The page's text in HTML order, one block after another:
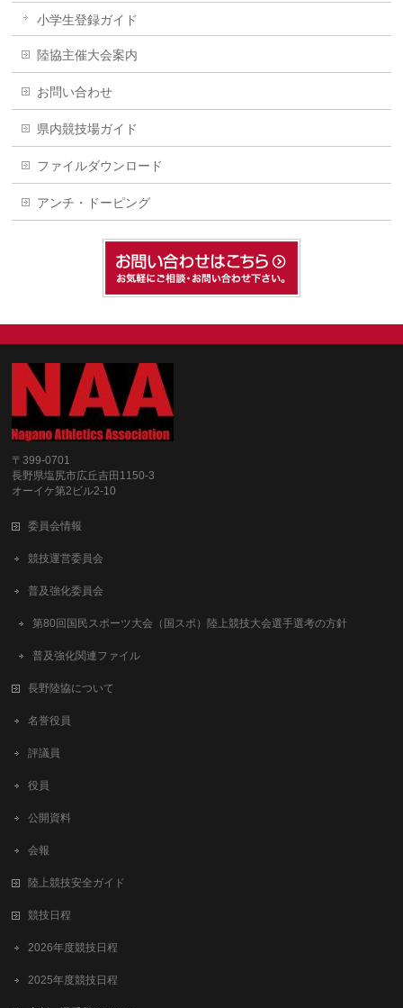
小学生登録ガイド
陸協主催大会案内
お問い合わせ
県内競技場ガイド
ファイルダウンロード
アンチ・ドーピング
〒399-0701
長野県塩尻市広丘吉田1150-3
オーイケ第2ビル2-10
委員会情報
競技運営委員会
普及強化委員会
第80回国民スポーツ大会（国スポ）陸上競技大会選手選考の方針
普及強化関連ファイル
長野陸協について
名誉役員
評議員
役員
公開資料
会報
陸上競技安全ガイド
競技日程
2026年度競技日程
2025年度競技日程